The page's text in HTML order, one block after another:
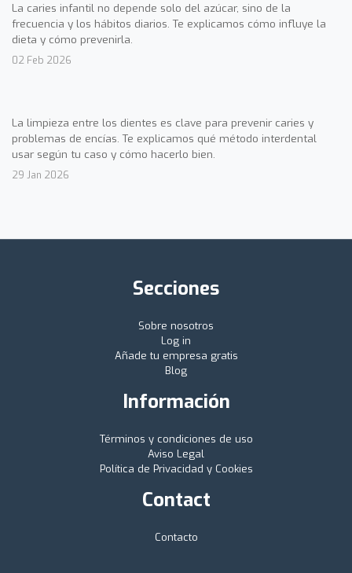
La caries infantil no depende solo del azúcar, sino de la
frecuencia y los hábitos diarios. Te explicamos cómo influye la
dieta y cómo prevenirla.
02 Feb 2026
La limpieza entre los dientes es clave para prevenir caries y
problemas de encías. Te explicamos qué método interdental
usar según tu caso y cómo hacerlo bien.
29 Jan 2026
Secciones
Sobre nosotros
Log in
Añade tu empresa gratis
Blog
Información
Términos y condiciones de uso
Aviso Legal
Política de Privacidad y Cookies
Contact
Contacto